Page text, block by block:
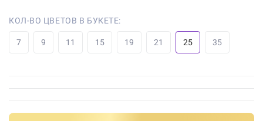
КОЛ-ВО ЦВЕТОВ В БУКЕТЕ:
7 9 11 15 19 21 25 35